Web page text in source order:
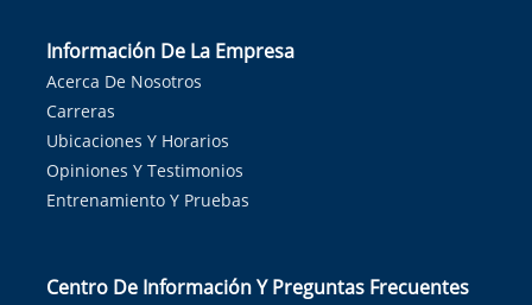
Información De La Empresa
Acerca De Nosotros
Carreras
Ubicaciones Y Horarios
Opiniones Y Testimonios
Entrenamiento Y Pruebas
Centro De Información Y Preguntas Frecuentes